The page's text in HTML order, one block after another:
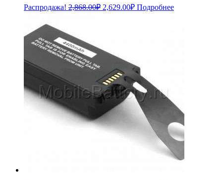
Распродажа! 2,868.00₽ Первоначальная
2,629.00₽Текущая
цена:
Подробнее